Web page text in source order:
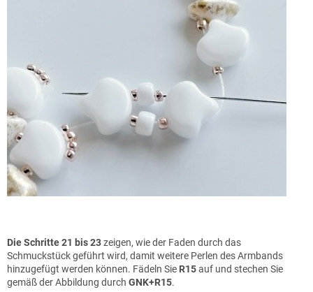
Die Schritte21 bis 23zeigen, wie der Faden durch das
Schmuckstück geführt wird, damit weitere Perlen des Armbands
hinzugefügt werden können. Fädeln Sie R15auf und stechen Sie
gemäß der Abbildung durch GNK+R15.